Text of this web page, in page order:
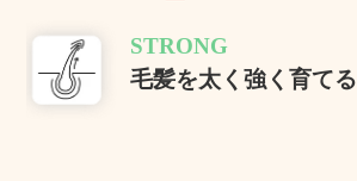
STRONG
毛髪を太く強く育てる